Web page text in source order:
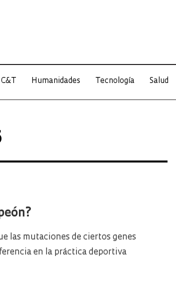
Humanidades Tecnología Salud
las mutaciones de ciertos genes
en la práctica deportiva